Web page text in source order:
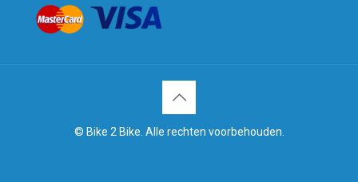
© Bike 2 Bike. Alle rechten voorbehouden.